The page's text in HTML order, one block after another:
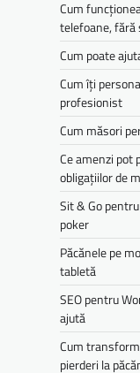
Cum
telefoane, fără
Cum poate
Cum îți
profesionist
Cum măsori
Ce amenzi pot
obligațiilor de
Sit & Go
poker
Păcănele pe
tabletă
SEO pentru
ajută
Cum
pierderi la